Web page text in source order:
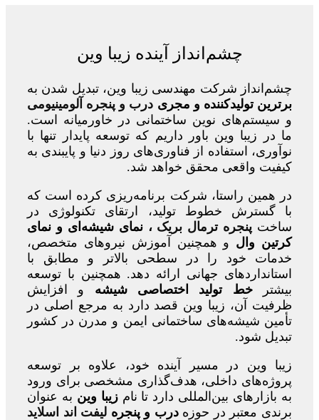
چشم‌انداز آینده زیبا وین
چشم‌انداز شرکت مهندسی زیبا وین، تبدیل شدن به
برترین تولیدکننده و مجری درب و پنجره آلومینیومی
و سیستم‌های نوین ساختمانی در خاورمیانه است.
ما در زیبا وین باور داریم که توسعه پایدار تنها با
نوآوری، استفاده از فناوری‌های روز دنیا و پایبندی به
کیفیت واقعی محقق خواهد شد.
در همین راستا، شرکت برنامه‌ریزی کرده است که
با گسترش خطوط تولید، ارتقای تکنولوژی در
ساخت پنجره ترمال بریک ، نمای شیشه‌ای و نمای
کرتین وال و همچنین آموزش نیروهای متخصص،
خدمات خود را در سطحی بالاتر و مطابق با
استانداردهای جهانی ارائه دهد. همچنین با توسعه
بیشترخط تولید اختصاصی شیشه و افزایش
ظرفیت آن، زیبا وین قصد دارد به مرجع اصلی در
تأمین شیشه‌های ساختمانی ایمن و مدرن در کشور
تبدیل شود.
زیبا وین در مسیر آینده خود، علاوه بر توسعه
پروژه‌های داخلی، هدف‌گذاری مشخصی برای ورود
به بازارهای بین‌المللی دارد تا نامزیبا وین به عنوان
برندی معتبر در حوزهدرب و پنجره لیفت اند اسلاید